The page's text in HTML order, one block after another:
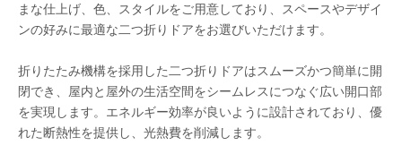
まな仕上げ、色、スタイルをご用意しており、スペースやデザイ
ンの好みに最適な二つ折りドアをお選びいただけます。
折りたたみ機構を採用した二つ折りドアはスムーズかつ簡単に開
閉でき、屋内と屋外の生活空間をシームレスにつなぐ広い開口部
を実現します。エネルギー効率が良いように設計されており、優
れた断熱性を提供し、光熱費を削減します。